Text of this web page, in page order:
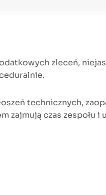
zleceń,
technicznych,
zajmują czas zespołu i